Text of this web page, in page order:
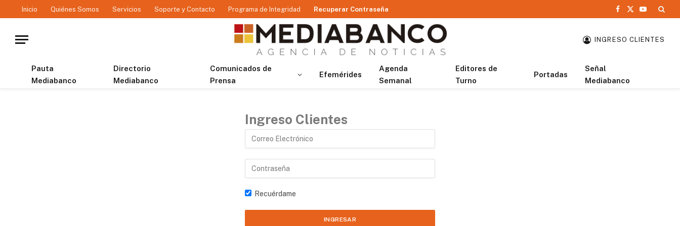
Inicio Quiénes Somos Servicios Soporte y Contacto Programa de Integridad Recuperar Contraseña
Facebook
X
YouTube
INGRESO CLIENTES
Pauta
Mediabanco
Directorio
Mediabanco
Comunicados de
Prensa
Efemérides
Agenda
Semanal
Editores de
Turno
Portadas
Señal
Mediabanco
Ingreso Clientes
Recuérdame